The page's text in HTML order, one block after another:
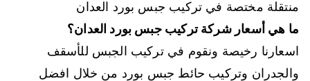
منتقلة مختصة في تركيب جبس بورد العدان
ما هي أسعار شركة تركيب جبس بورد العدان؟
اسعارنا رخيصة ونقوم في تركيب الجبس للأسقف
والجدران وتركيب حائط جبس بورد من خلال افضل